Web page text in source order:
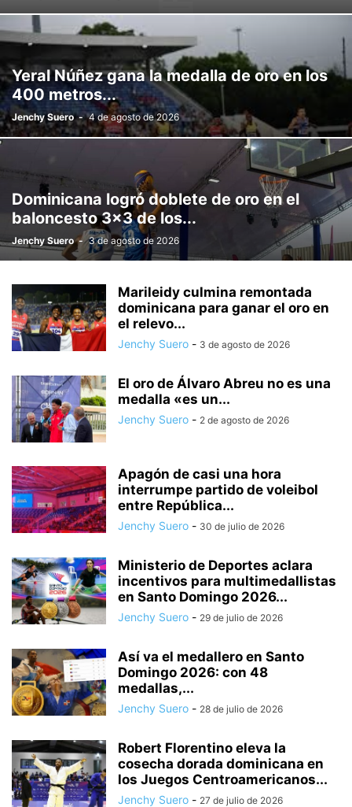
Yeral Núñez gana la medalla de oro en los
400 metros...
Jenchy Suero - 4 de agosto de 2026
Dominicana logró doblete de oro en el
baloncesto 3×3 de los...
Jenchy Suero - 3 de agosto de 2026
Marileidy culmina remontada
dominicana para ganar el oro en
el relevo...
Jenchy Suero - 3 de agosto de 2026
El oro de Álvaro Abreu no es una
medalla «es un...
Jenchy Suero - 2 de agosto de 2026
Apagón de casi una hora
interrumpe partido de voleibol
entre República...
Jenchy Suero - 30 de julio de 2026
Ministerio de Deportes aclara
incentivos para multimedallistas
en Santo Domingo 2026...
Jenchy Suero - 29 de julio de 2026
Así va el medallero en Santo
Domingo 2026: con 48
medallas,...
Jenchy Suero - 28 de julio de 2026
Robert Florentino eleva la
cosecha dorada dominicana en
los Juegos Centroamericanos...
Jenchy Suero - 27 de julio de 2026